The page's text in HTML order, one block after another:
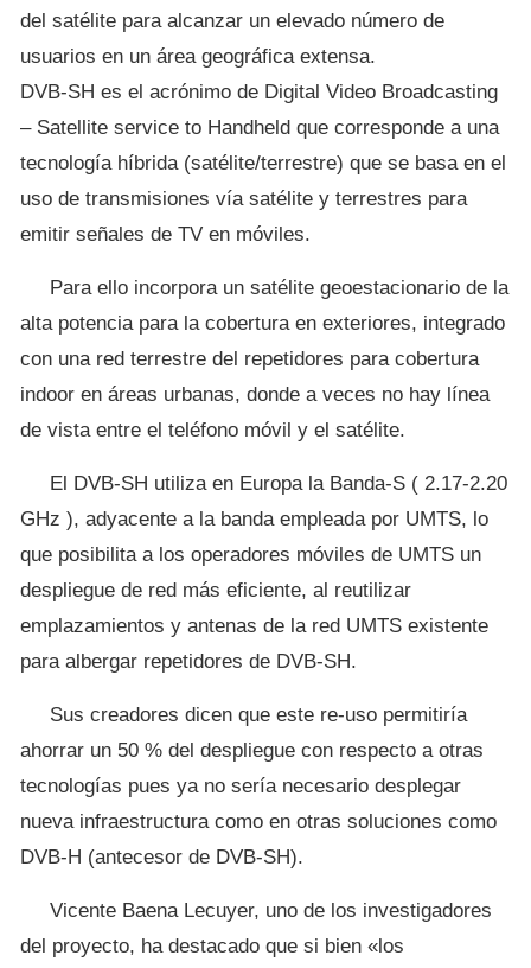
del satélite para alcanzar un elevado número de
usuarios en un área geográfica extensa.
DVB-SH es el acrónimo de Digital Video Broadcasting
– Satellite service to Handheld que corresponde a una
tecnología híbrida (satélite/terrestre) que se basa en el
uso de transmisiones vía satélite y terrestres para
emitir señales de TV en móviles.
Para ello incorpora un satélite geoestacionario de la
alta potencia para la cobertura en exteriores, integrado
con una red terrestre del repetidores para cobertura
indoor en áreas urbanas, donde a veces no hay línea
de vista entre el teléfono móvil y el satélite.
El DVB-SH utiliza en Europa la Banda-S ( 2.17-2.20
GHz ), adyacente a la banda empleada por UMTS, lo
que posibilita a los operadores móviles de UMTS un
despliegue de red más eficiente, al reutilizar
emplazamientos y antenas de la red UMTS existente
para albergar repetidores de DVB-SH.
Sus creadores dicen que este re-uso permitiría
ahorrar un 50 % del despliegue con respecto a otras
tecnologías pues ya no sería necesario desplegar
nueva infraestructura como en otras soluciones como
DVB-H (antecesor de DVB-SH).
Vicente Baena Lecuyer, uno de los investigadores
del proyecto, ha destacado que si bien «los